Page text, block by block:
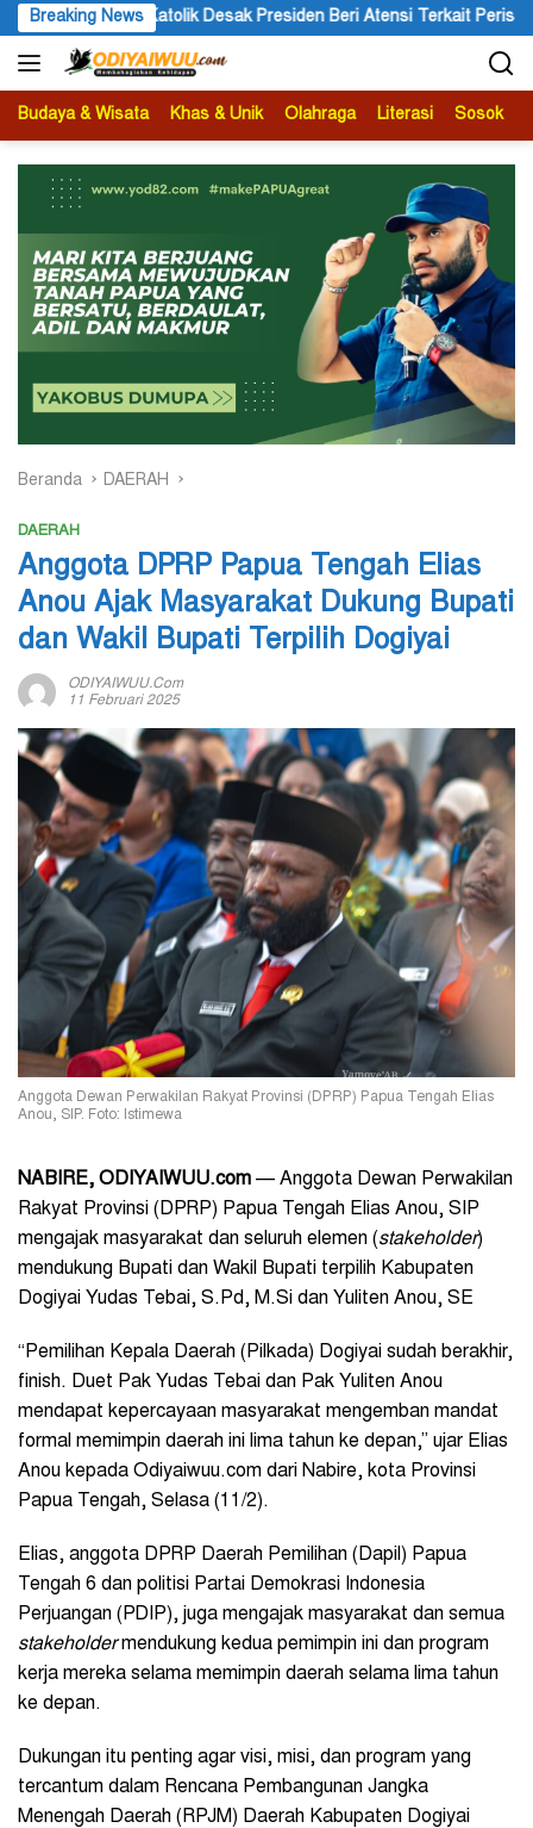
Langsung
ke
konten
Breaking News
Presiden Beri Atensi Terkait Peristiwa yang Menimpa Umat Katolik
Budaya & Wisata Khas & Unik Olahraga Literasi Sosok
Beranda DAERAH
DAERAH
Anggota DPRP Papua Tengah Elias
Anou Ajak Masyarakat Dukung Bupati
dan Wakil Bupati Terpilih Dogiyai
ODIYAIWUU.com
11 Februari 2025
Anggota Dewan Perwakilan Rakyat Provinsi (DPRP) Papua Tengah Elias
Anou, SIP. Foto: Istimewa
NABIRE, ODIYAIWUU.com — Anggota Dewan Perwakilan
Rakyat Provinsi (DPRP) Papua Tengah Elias Anou, SIP
mengajak masyarakat dan seluruh elemen (stakeholder)
mendukung Bupati dan Wakil Bupati terpilih Kabupaten
Dogiyai Yudas Tebai, S.Pd, M.Si dan Yuliten Anou, SE
“Pemilihan Kepala Daerah (Pilkada) Dogiyai sudah berakhir,
finish. Duet Pak Yudas Tebai dan Pak Yuliten Anou
mendapat kepercayaan masyarakat mengemban mandat
formal memimpin daerah ini lima tahun ke depan,” ujar Elias
Anou kepada Odiyaiwuu.com dari Nabire, kota Provinsi
Papua Tengah, Selasa (11/2).
Elias, anggota DPRP Daerah Pemilihan (Dapil) Papua
Tengah 6 dan politisi Partai Demokrasi Indonesia
Perjuangan (PDIP), juga mengajak masyarakat dan semua
stakeholdermendukung kedua pemimpin ini dan program
kerja mereka selama memimpin daerah selama lima tahun
ke depan.
Dukungan itu penting agar visi, misi, dan program yang
tercantum dalam Rencana Pembangunan Jangka
Menengah Daerah (RPJM) Daerah Kabupaten Dogiyai